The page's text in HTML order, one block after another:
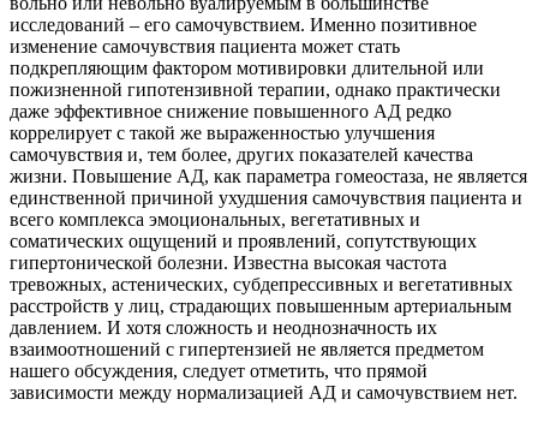
исследований – его самочувствием. Именно позитивное
изменение самочувствия пациента может стать
подкрепляющим фактором мотивировки длительной или
пожизненной гипотензивной терапии, однако практически
даже эффективное снижение повышенного АД редко
коррелирует с такой же выраженностью улучшения
самочувствия и, тем более, других показателей качества
жизни. Повышение АД, как параметра гомеостаза, не является
единственной причиной ухудшения самочувствия пациента и
всего комплекса эмоциональных, вегетативных и
соматических ощущений и проявлений, сопутствующих
гипертонической болезни. Известна высокая частота
тревожных, астенических, субдепрессивных и вегетативных
расстройств у лиц, страдающих повышенным артериальным
давлением. И хотя сложность и неоднозначность их
взаимоотношений с гипертензией не является предметом
нашего обсуждения, следует отметить, что прямой
зависимости между нормализацией АД и самочувствием нет.